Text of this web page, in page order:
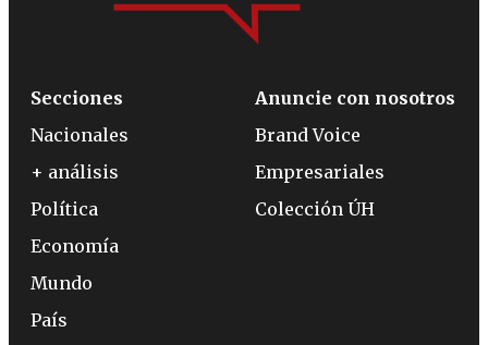
Secciones
Nacionales
+ análisis
Política
Economía
Mundo
País
Anuncie con nosotros
Brand Voice
Empresariales
Colección ÚH